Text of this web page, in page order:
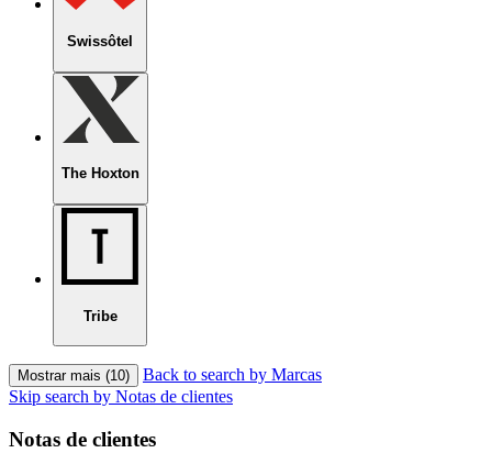
Swissôtel
The Hoxton
Tribe
Mostrar mais (10)
Back to search by Marcas
Skip search by Notas de clientes
Notas de clientes